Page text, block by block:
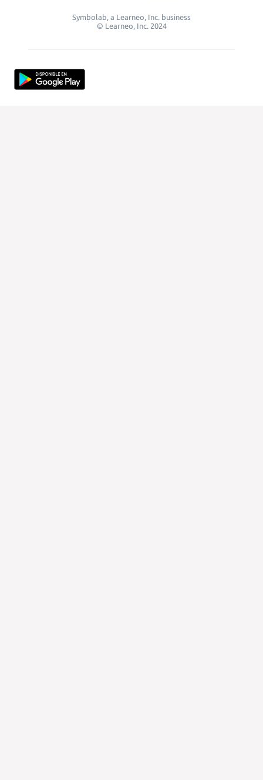
Symbolab, a Learneo, Inc. business
© Learneo, Inc. 2024